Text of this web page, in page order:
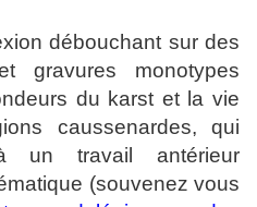
débouchant sur des
gravures monotypes
du karst et la vie
caussenardes, qui
un travail antérieur
(souvenez vous